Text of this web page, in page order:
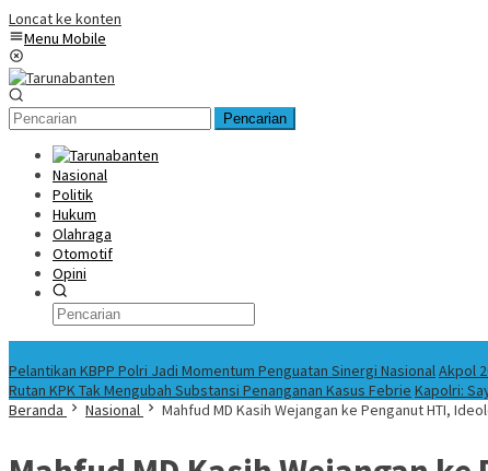
Loncat ke konten
Menu Mobile
Pencarian
Nasional
Politik
Hukum
Olahraga
Otomotif
Opini
Pelantikan KBPP Polri Jadi Momentum Penguatan Sinergi NasionalAkpol
Rutan KPK Tak Mengubah Substansi Penanganan Kasus Febrie Kapolri:
Beranda
Nasional Mahfud MD Kasih Wejangan ke Penganut HTI,